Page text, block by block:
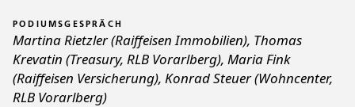
PODIUMSGESPRÄCH
Martina Rietzler (Raiffeisen Immobilien), Thomas
Krevatin (Treasury, RLB Vorarlberg), Maria Fink
(Raiffeisen Versicherung), Konrad Steuer (Wohncenter,
RLB Vorarlberg)